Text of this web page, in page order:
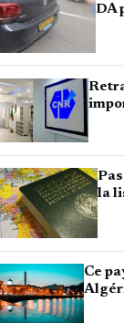
DA
la
Ce